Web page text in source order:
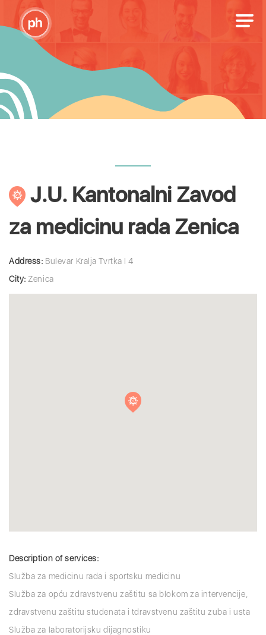
J.U. Kantonalni Zavod
za medicinu rada Zenica
Address: Bulevar Kralja Tvrtka I 4
City: Zenica
Description of services:
Služba za medicinu rada i sportsku medicinu
Služba za opću zdravstvenu zaštitu sa blokom za intervencije,
zdravstvenu zaštitu studenata i tdravstvenu zaštitu zuba i usta
Služba za laboratorijsku dijagnostiku